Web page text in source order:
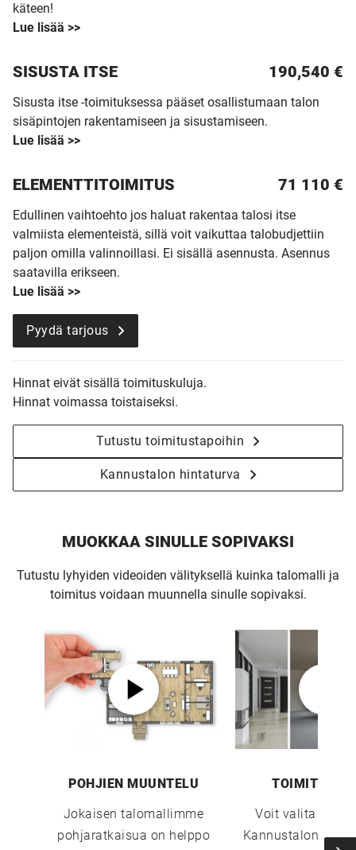
käteen!
Lue lisää >>
SISUSTA ITSE 190,540 €
Sisusta itse -toimituksessa pääset osallistumaan talon
sisäpintojen rakentamiseen ja sisustamiseen.
Lue lisää >>
ELEMENTTITOIMITUS 71 110 €
Edullinen vaihtoehto jos haluat rakentaa talosi itse
valmiista elementeistä, sillä voit vaikuttaa talobudjettiin
paljon omilla valinnoillasi. Ei sisällä asennusta. Asennus
saatavilla erikseen.
Lue lisää >>
Pyydä tarjous
Hinnat eivät sisällä toimituskuluja.
Hinnat voimassa toistaiseksi.
Tutustu toimitustapoihin
Kannustalon hintaturva
MUOKKAA SINULLE SOPIVAKSI
Tutustu lyhyiden videoiden välityksellä kuinka talomalli ja
toimitus voidaan muunnella sinulle sopivaksi.
POHJIEN MUUNTELU
Jokaisen talomallimme
pohjaratkaisua on helppo
Voit valita
Kannustalon